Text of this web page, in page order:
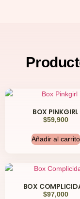
BOX PINKGIRL
$59,900
Añadir al carrito
BOX
$97,000